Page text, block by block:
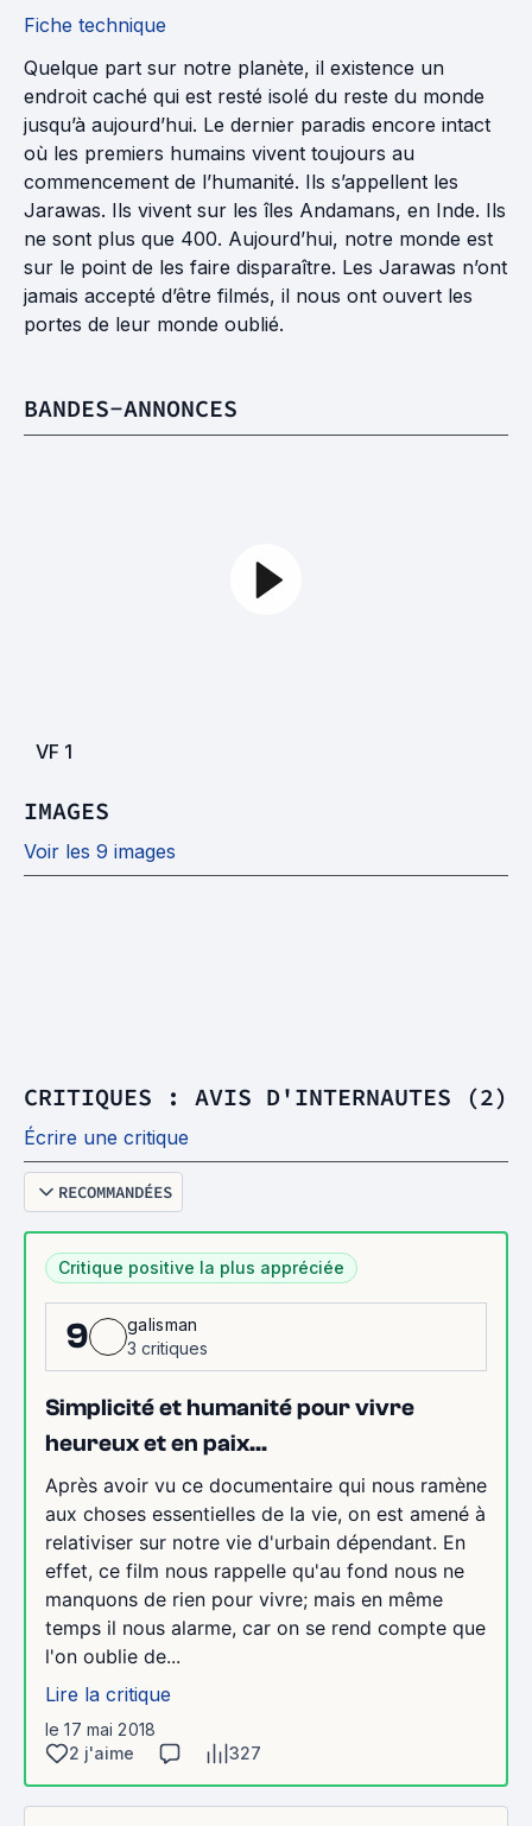
Fiche technique
Quelque part sur notre planète, il existence un
endroit caché qui est resté isolé du reste du monde
jusqu’à aujourd’hui. Le dernier paradis encore intact
où les premiers humains vivent toujours au
commencement de l’humanité. Ils s’appellent les
Jarawas. Ils vivent sur les îles Andamans, en Inde. Ils
ne sont plus que 400. Aujourd’hui, notre monde est
sur le point de les faire disparaître. Les Jarawas n’ont
jamais accepté d’être filmés, il nous ont ouvert les
portes de leur monde oublié.
BANDES-ANNONCES
VF 1
IMAGES
Voir les 9 images
CRITIQUES : AVIS D'INTERNAUTES (2)
Écrire une critique
RECOMMANDÉES
Critique positive la plus appréciée
9
galisman
3 critiques
Simplicité et humanité pour vivre
heureux et en paix...
Après avoir vu ce documentaire qui nous ramène
aux choses essentielles de la vie, on est amené à
relativiser sur notre vie d'urbain dépendant. En
effet, ce film nous rappelle qu'au fond nous ne
manquons de rien pour vivre; mais en même
temps il nous alarme, car on se rend compte que
l'on oublie de...
Lire la critique
le 17 mai 2018
2 j'aime
327